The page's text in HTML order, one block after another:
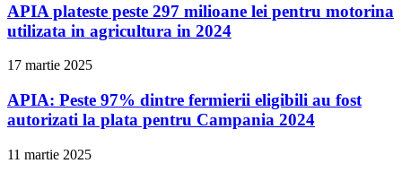
APIA plateste peste 297 milioane lei pentru motorina
utilizata in agricultura in 2024
17 martie 2025
APIA: Peste 97% dintre fermierii eligibili au fost
autorizati la plata pentru Campania 2024
11 martie 2025